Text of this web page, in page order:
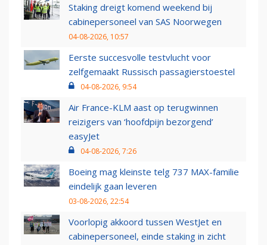
Staking dreigt komend weekend bij
cabinepersoneel van SAS Noorwegen
04-08-2026, 10:57
Eerste succesvolle testvlucht voor
zelfgemaakt Russisch passagierstoestel
04-08-2026, 9:54
Air France-KLM aast op terugwinnen
reizigers van ‘hoofdpijn bezorgend’
easyJet
04-08-2026, 7:26
Boeing mag kleinste telg 737 MAX-familie
eindelijk gaan leveren
03-08-2026, 22:54
Voorlopig akkoord tussen WestJet en
cabinepersoneel, einde staking in zicht